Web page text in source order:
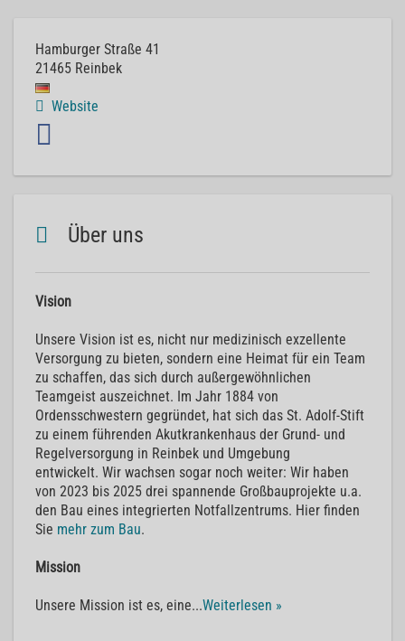
Hamburger Straße 41
21465 Reinbek
Website
Über uns
Vision
Unsere Vision ist es, nicht nur medizinisch exzellente
Versorgung zu bieten, sondern eine Heimat für ein Team
zu schaffen, das sich durch außergewöhnlichen
Teamgeist auszeichnet. Im Jahr 1884 von
Ordensschwestern gegründet, hat sich das St. Adolf-Stift
zu einem führenden Akutkrankenhaus der Grund- und
Regelversorgung in Reinbek und Umgebung
entwickelt. Wir wachsen sogar noch weiter: Wir haben
von 2023 bis 2025 drei spannende Großbauprojekte u.a.
den Bau eines integrierten Notfallzentrums. Hier finden
Sie mehr zum Bau.
Mission
Unsere Mission ist es, eine...Weiterlesen »